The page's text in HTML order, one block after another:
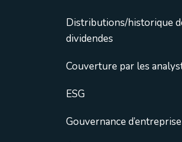
Distributions/historique
dividendes
Couverture par les
ESG
Gouvernance d’entreprise